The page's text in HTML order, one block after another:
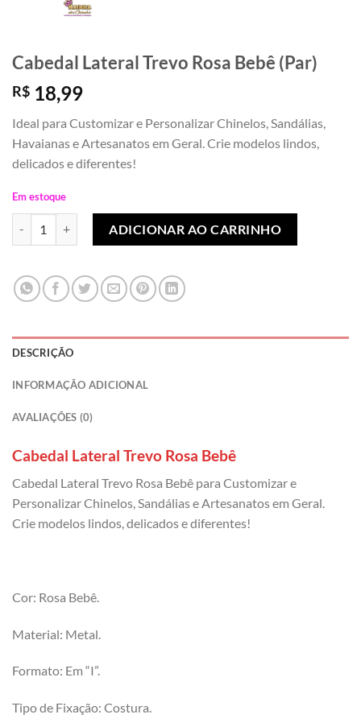
Cabedal Lateral Trevo Rosa Bebê (Par)
R$ 18,99
Ideal para Customizar e Personalizar Chinelos, Sandálias,
Havaianas e Artesanatos em Geral. Crie modelos lindos,
delicados e diferentes!
Em estoque
ADICIONAR AO CARRINHO
DESCRIÇÃO
INFORMAÇÃO ADICIONAL
AVALIAÇÕES (0)
Cabedal Lateral Trevo Rosa Bebê
Cabedal Lateral Trevo Rosa Bebê para Customizar e
Personalizar Chinelos, Sandálias e Artesanatos em Geral.
Crie modelos lindos, delicados e diferentes!
Cor: Rosa Bebê.
Material: Metal.
Formato: Em “I”.
Tipo de Fixação: Costura.